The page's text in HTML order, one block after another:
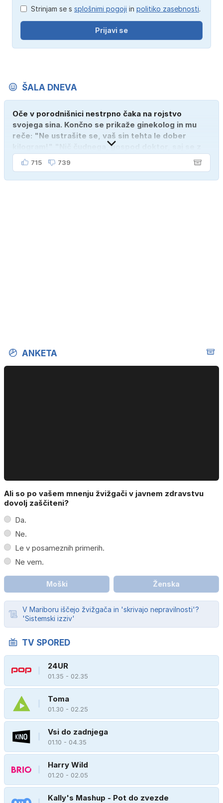
Strinjam se s splošnimi pogoji in politiko zasebnosti.
Prijavi se
ŠALA DNEVA
Oče v porodnišnici nestrpno čaka na rojstvo
svojega sina. Končno se prikaže ginekolog in mu
reče: "Ne ustrašite se, vaš sin tehta le dober
kilogram!" "Nič čudnega, gospod doktor, saj se z
ženo poznava šele tri mesece."
715 739
ANKETA
Ali so po vašem mnenju žvižgači v javnem zdravstvu
dovolj zaščiteni?
Da.
Ne.
Le v posameznih primerih.
Ne vem.
Moški Ženska
V Mariboru iščejo žvižgača in 'skrivajo nepravilnosti'?
'Sistemski izziv'
TV SPORED
24UR
01.35 - 02.35
Toma
01.30 - 02.25
Vsi do zadnjega
01.10 - 04.35
Harry Wild
01.20 - 02.05
Kally's Mashup - Pot do zvezde